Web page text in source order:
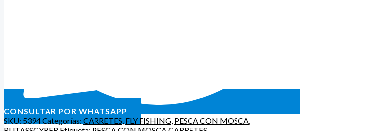
CONSULTAR POR WHATSAPP
SKU: 5394Categorías: CARRETES FLY FISHING PESCA CON MOSCA